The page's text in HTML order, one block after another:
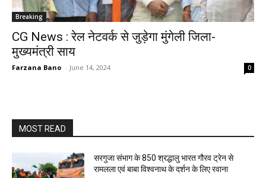
Breaking
CG News : रेल नेटवर्क से जुड़ेगा मुंगेली जिला-
मुख्यमंत्री साय
Farzana Bano - June 14, 2024 0
MOST READ
सरगुजा संभाग के 850 श्रद्धालु भारत गौरव ट्रेन से
रामलला एवं बाबा विश्वनाथ के दर्शन के लिए रवाना